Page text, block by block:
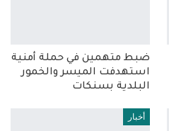
ضبط متهمين في حملة أمنية
استهدفت الميسر والخمور
البلدية بسنكات
أخبار